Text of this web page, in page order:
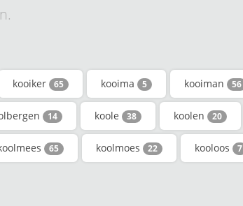
kooiker 65 kooima 5 kooiman 56
14 koole 38 koolen 20
65 koolmoes 22 kooloos 7